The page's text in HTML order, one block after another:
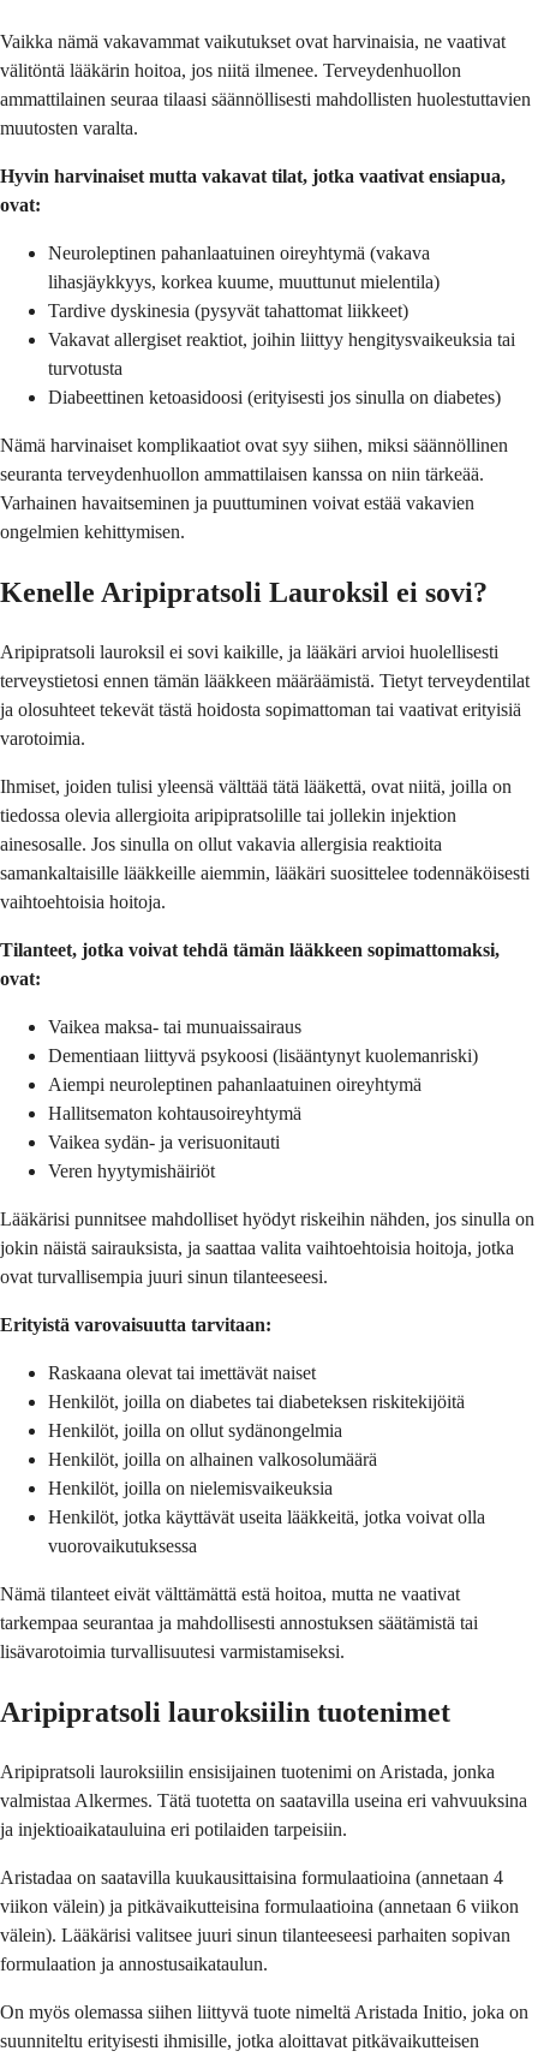
Vaikka nämä vakavammat vaikutukset ovat harvinaisia, ne vaativat
välitöntä lääkärin hoitoa, jos niitä ilmenee. Terveydenhuollon
ammattilainen seuraa tilaasi säännöllisesti mahdollisten huolestuttavien
muutosten varalta.
Hyvin harvinaiset mutta vakavat tilat, jotka vaativat ensiapua,
ovat:
Neuroleptinen pahanlaatuinen oireyhtymä (vakava
lihasjäykkyys, korkea kuume, muuttunut mielentila)
Tardive dyskinesia (pysyvät tahattomat liikkeet)
Vakavat allergiset reaktiot, joihin liittyy hengitysvaikeuksia tai
turvotusta
Diabeettinen ketoasidoosi (erityisesti jos sinulla on diabetes)
Nämä harvinaiset komplikaatiot ovat syy siihen, miksi säännöllinen
seuranta terveydenhuollon ammattilaisen kanssa on niin tärkeää.
Varhainen havaitseminen ja puuttuminen voivat estää vakavien
ongelmien kehittymisen.
Kenelle Aripipratsoli Lauroksil ei sovi?
Aripipratsoli lauroksil ei sovi kaikille, ja lääkäri arvioi huolellisesti
terveystietosi ennen tämän lääkkeen määräämistä. Tietyt terveydentilat
ja olosuhteet tekevät tästä hoidosta sopimattoman tai vaativat erityisiä
varotoimia.
Ihmiset, joiden tulisi yleensä välttää tätä lääkettä, ovat niitä, joilla on
tiedossa olevia allergioita aripipratsolille tai jollekin injektion
ainesosalle. Jos sinulla on ollut vakavia allergisia reaktioita
samankaltaisille lääkkeille aiemmin, lääkäri suosittelee todennäköisesti
vaihtoehtoisia hoitoja.
Tilanteet, jotka voivat tehdä tämän lääkkeen sopimattomaksi,
ovat:
Vaikea maksa- tai munuaissairaus
Dementiaan liittyvä psykoosi (lisääntynyt kuolemanriski)
Aiempi neuroleptinen pahanlaatuinen oireyhtymä
Hallitsematon kohtausoireyhtymä
Vaikea sydän- ja verisuonitauti
Veren hyytymishäiriöt
Lääkärisi punnitsee mahdolliset hyödyt riskeihin nähden, jos sinulla on
jokin näistä sairauksista, ja saattaa valita vaihtoehtoisia hoitoja, jotka
ovat turvallisempia juuri sinun tilanteeseesi.
Erityistä varovaisuutta tarvitaan:
Raskaana olevat tai imettävät naiset
Henkilöt, joilla on diabetes tai diabeteksen riskitekijöitä
Henkilöt, joilla on ollut sydänongelmia
Henkilöt, joilla on alhainen valkosolumäärä
Henkilöt, joilla on nielemisvaikeuksia
Henkilöt, jotka käyttävät useita lääkkeitä, jotka voivat olla
vuorovaikutuksessa
Nämä tilanteet eivät välttämättä estä hoitoa, mutta ne vaativat
tarkempaa seurantaa ja mahdollisesti annostuksen säätämistä tai
lisävarotoimia turvallisuutesi varmistamiseksi.
Aripipratsoli lauroksiilin tuotenimet
Aripipratsoli lauroksiilin ensisijainen tuotenimi on Aristada, jonka
valmistaa Alkermes. Tätä tuotetta on saatavilla useina eri vahvuuksina
ja injektioaikatauluina eri potilaiden tarpeisiin.
Aristadaa on saatavilla kuukausittaisina formulaatioina (annetaan 4
viikon välein) ja pitkävaikutteisina formulaatioina (annetaan 6 viikon
välein). Lääkärisi valitsee juuri sinun tilanteeseesi parhaiten sopivan
formulaation ja annostusaikataulun.
On myös olemassa siihen liittyvä tuote nimeltä Aristada Initio, joka on
suunniteltu erityisesti ihmisille, jotka aloittavat pitkävaikutteisen